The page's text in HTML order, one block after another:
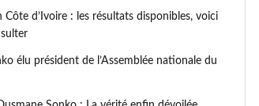
Côte d’Ivoire : les résultats disponibles, voici
élu président de l’Assemblée nationale du